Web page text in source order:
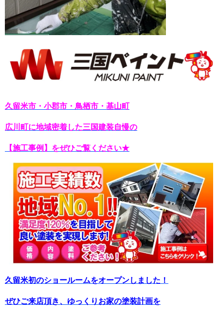
久留米市・小郡市・鳥栖市・基山町
広川町に地域密着した三国建装自慢の
【施工事例】をぜひご覧ください★
久留米初のショールームをオープンしました！
ぜひご来店頂き、ゆっくりお家の塗装計画を